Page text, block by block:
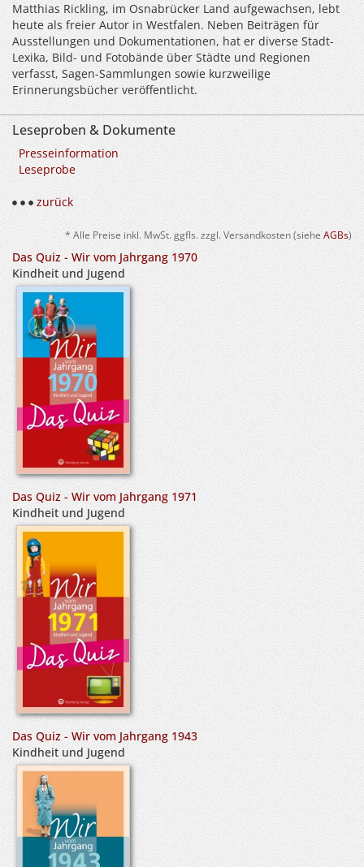
Matthias Rickling, im Osnabrücker Land aufgewachsen, lebt
heute als freier Autor in Westfalen. Neben Beiträgen für
Ausstellungen und Dokumentationen, hat er diverse Stadt-
Lexika, Bild- und Fotobände über Städte und Regionen
verfasst, Sagen-Sammlungen sowie kurzweilige
Erinnerungsbücher veröffentlicht.
Leseproben & Dokumente
Presseinformation
Leseprobe
zurück
* Alle Preise inkl. MwSt. ggfls. zzgl. Versandkosten (siehe AGBs)
Das Quiz - Wir vom Jahrgang 1970
Kindheit und Jugend
Das Quiz - Wir vom Jahrgang 1971
Kindheit und Jugend
Das Quiz - Wir vom Jahrgang 1943
Kindheit und Jugend